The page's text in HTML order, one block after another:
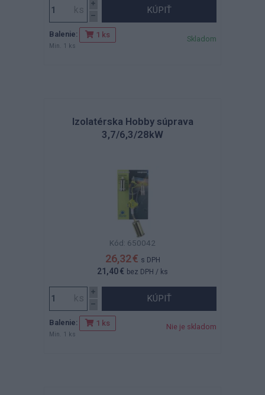
KÚPIŤ
Balenie: 1 ks
Min. 1 ks
Skladom
Izolatérska Hobby súprava
3,7/6,3/28kW
Kód: 650042
26,32 € s DPH
21,40 € bez DPH / ks
KÚPIŤ
Balenie: 1 ks
Min. 1 ks
Nie je skladom